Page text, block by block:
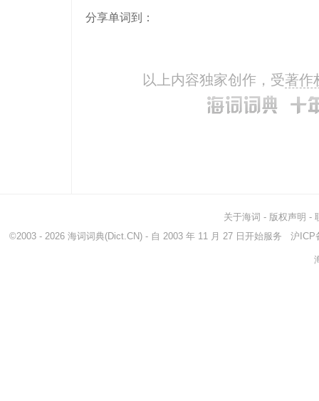
分享单词到：
以上内容独家创作，受著作
关于海词 - 版权声明 -
©2003 - 2026 海词词典(Dict.CN) - 自 2003 年 11 月 27 日开始服务 沪ICP